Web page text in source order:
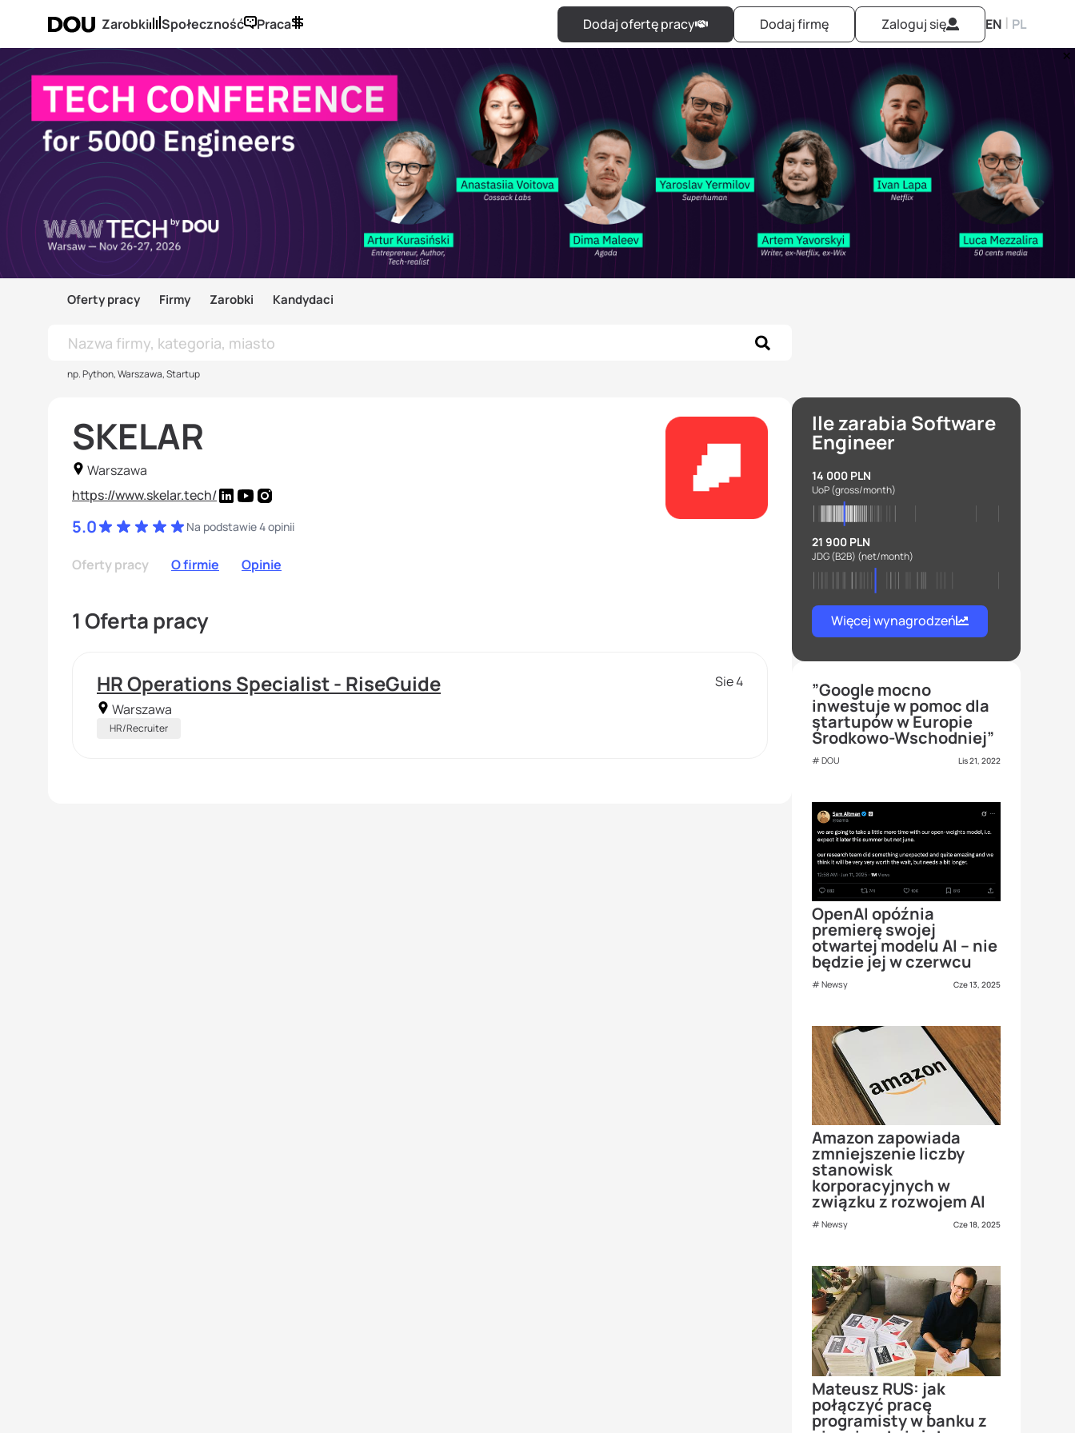
Zarobki Społeczność Praca Dodaj ofertę pracy Dodaj firmę Zaloguj się EN | PL
Oferty pracy Firmy Zarobki Kandydaci
np. Python, Warszawa, Startup
SKELAR
Warszawa
https://www.skelar.tech/
5.0 Na podstawie 4 opinii
Oferty pracy O firmie Opinie
1 Oferta pracy
HR Operations Specialist - RiseGuide
Sie 4
Warszawa
HR/Recruiter
Ile zarabia Software
Engineer
14 000 PLN
UoP(gross/month)
21 900 PLN
JDG (B2B) (net/month)
Więcej wynagrodzeń
”Google mocno
inwestuje w pomoc dla
startupów w Europie
Środkowo-Wschodniej”
DOU Lis 21, 2022
OpenAI opóźnia
premierę swojej
otwartej modelu AI – nie
będzie jej w czerwcu
Newsy Cze 13, 2025
Amazon zapowiada
zmniejszenie liczby
stanowisk
korporacyjnych w
związku z rozwojem AI
Newsy Cze 18, 2025
Mateusz RUS: jak
połączyć pracę
programisty w banku z